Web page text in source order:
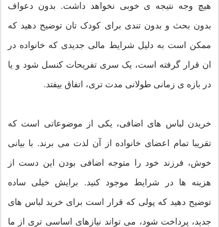
هیچ وجه نتیجه ی خوبی نخواهد داشت. بدون دعواف
بدون بحث و بدون تندی برای کودک تان توضیح دهید که
ممکن است به دلیل شرایط مالی جدیدی که خانواده در
ان قرار گرفته است، یک سری تفریحات کنسل شود و یا
در بازه ی زمانی طولانی مدت تری، اتفاق بیفتد.
خریدن لباس های اضافی، یکی از موضوعاتی است که
تقریبا تمام اعضای خانواده از آن لذت می برند. با بیانی
خوش، فرزند خود را متوجه اضافی بودن این دست از
هزینه ها در شرایط موجود کنید. برایش خیلی ساده
توضیح دهید که پولی که قرار است برای خرید لباس های
جدید، پرداخت شود، می تواند نیازهای اساسی تری از ما